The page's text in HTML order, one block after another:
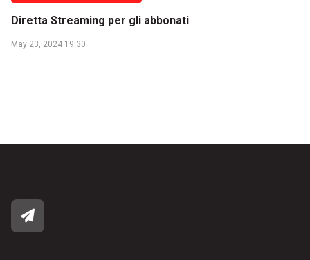
Diretta Streaming per gli abbonati
May 23, 2024 19:30